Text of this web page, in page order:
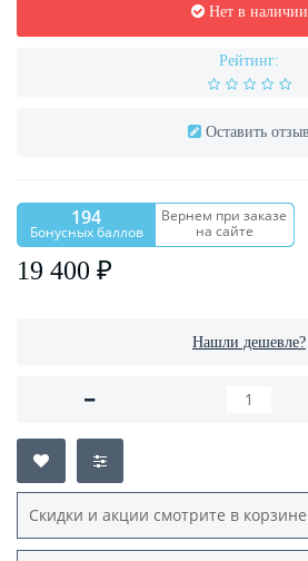
Нет в наличии
Рейтинг:
Оставить отзыв
194
Бонусных баллов
Вернем при заказе
на сайте
19 400 ₽
Нашли дешевле?
Скидки и акции смотрите в